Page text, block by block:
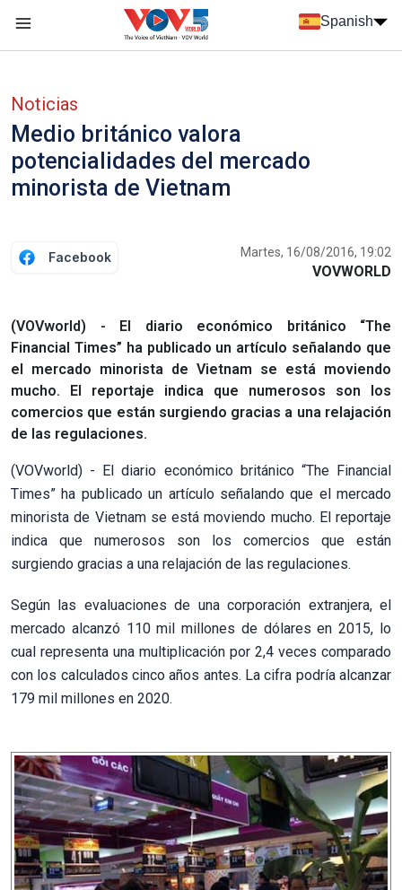
Spanish
Noticias
Medio británico valora
potencialidades del mercado
minorista de Vietnam
Facebook Martes, 16/08/2016, 19:02
VOVWORLD
(VOVworld) - El diario económico británico “The
Financial Times” ha publicado un artículo señalando que
el mercado minorista de Vietnam se está moviendo
mucho. El reportaje indica que numerosos son los
comercios que están surgiendo gracias a una relajación
de las regulaciones.
(VOVworld) - El diario económico británico “The Financial
Times” ha publicado un artículo señalando que el mercado
minorista de Vietnam se está moviendo mucho. El reportaje
indica que numerosos son los comercios que están
surgiendo gracias a una relajación de las regulaciones.
Según las evaluaciones de una corporación extranjera, el
mercado alcanzó 110 mil millones de dólares en 2015, lo
cual representa una multiplicación por 2,4 veces comparado
con los calculados cinco años antes. La cifra podría alcanzar
179 mil millones en 2020.